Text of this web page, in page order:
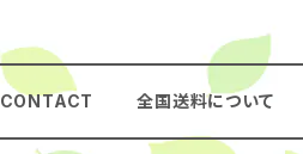
CONTACT 全国送料について